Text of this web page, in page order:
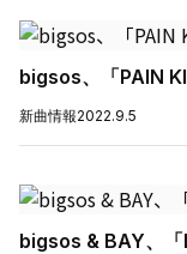
bigsos、「PAIN
新曲情報2022.9.5
bigsos & BAY、